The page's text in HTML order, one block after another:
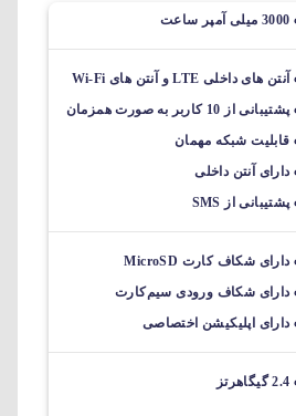
3000 میلی آمپر ساعت
آنتن های داخلی LTE و آنتن های Wi-Fi
پشتیبانی از 10 کاربر به صورت همزمان
قابلیت شبکه مهمان
دارای آنتن داخلی
پشتیبانی از SMS
دارای شکاف کارت MicroSD
دارای شکاف ورودی سیم‌کارت
دارای اپلیکیشن اختصاصی
2.4 گیگاهرتز